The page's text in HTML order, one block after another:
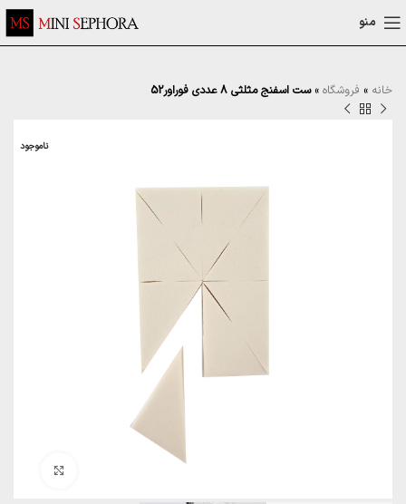
منو
خانه » فروشگاه »ست اسفنج مثلثی 8 عددی فوراور52
ناموجود